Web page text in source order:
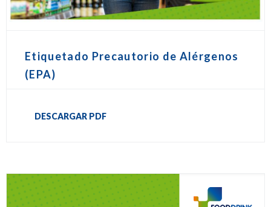
Etiquetado Precautorio de Alérgenos
(EPA)
DESCARGAR PDF